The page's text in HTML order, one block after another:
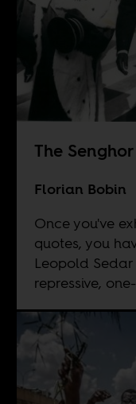
The
Florian Bobin
Once you've
quotes, you
Leopold
repressive,